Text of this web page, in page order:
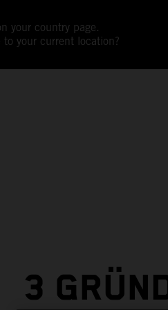
your country page.
your current location?
3